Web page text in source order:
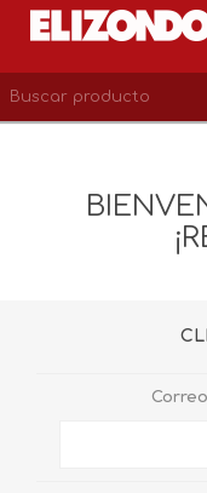
LISTA DE DESEOS 0